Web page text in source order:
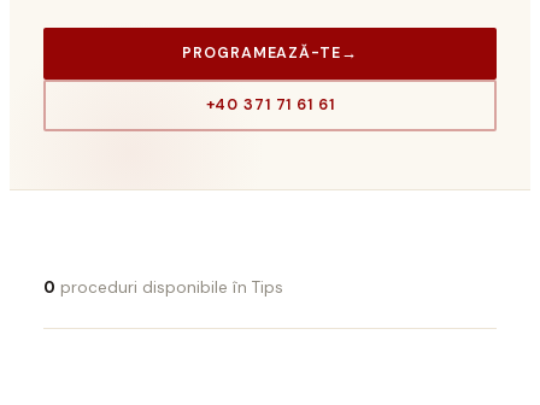
PROGRAMEAZĂ-TE→
+40 371 71 61 61
0 proceduri disponibile în Tips